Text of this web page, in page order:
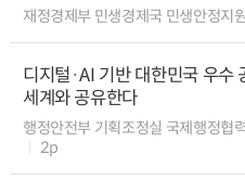
재정경제부 민생경제국 민생안정지
디지털·AI 기반 대한민국 우수
세계와 공유한다
행정안전부 기획조정실 국제행정협
2p